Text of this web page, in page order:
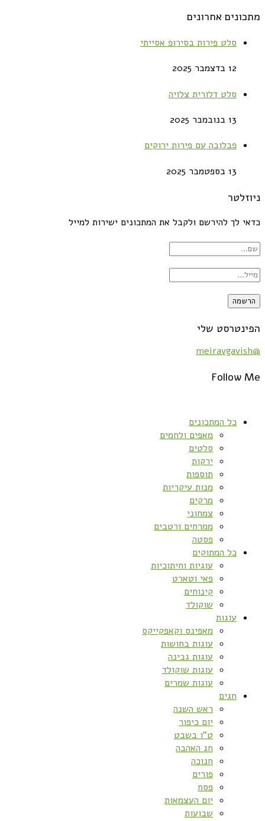
מתכונים אחרונים
סלט פירות בסירופ אסייתי
12 בדצמבר 2025
סלט דלורית צלויה
13 בנובמבר 2025
פבלובה עם פירות ירוקים
13 בספטמבר 2025
ניוזלטר
כדאי לך להירשם ולקבל את המתכונים ישירות למייל
הפינטרסט שלי
@meiravgavish
Follow Me
כל המתכונים
מאפים ולחמים
סלטים
ירקות
תוספות
מנות עיקריות
מרקים
צמחוני
ממרחים ורטבים
פסטה
כל המתוקים
עוגיות וחיתוכיות
פאי וטארט
קינוחים
שוקולד
עוגות
מאפינס וקאפקייקס
עוגות בחושות
עוגות גבינה
עוגות שוקולד
עוגות שמרים
חגים
ראש השנה
יום כיפור
ט”ו בשבט
חג האהבה
חנוכה
פורים
פסח
יום העצמאות
שבועות